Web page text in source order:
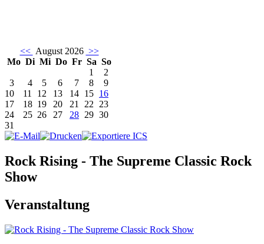
<< August 2026 >>
Mo Di Mi Do Fr Sa So
1
2
3
4 5 6 7 8
9
10
11 12 13 14 15 16
17
18 19 20 21 22 23
24
25 26 27 28 29 30
31
Rock Rising - The Supreme Classic Rock
Show
Veranstaltung